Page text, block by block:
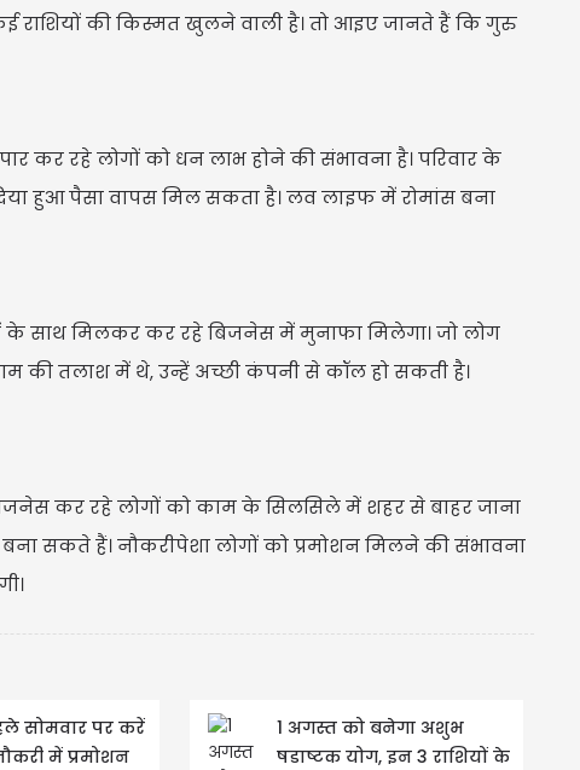
की किस्मत खुलने वाली है। तो आइए जानते हैं कि गुरु
कर रहे लोगों को धन लाभ होने की संभावना है। परिवार के
हुआ पैसा वापस मिल सकता है। लव लाइफ में रोमांस बना
के साथ मिलकर कर रहे बिजनेस में मुनाफा मिलेगा। जो लोग
की तलाश में थे, उन्हें अच्छी कंपनी से कॉल हो सकती है।
कर रहे लोगों को काम के सिलसिले में शहर से बाहर जाना
बना सकते हैं। नौकरीपेशा लोगों को प्रमोशन मिलने की संभावना
सोमवार पर करें
में प्रमोशन
1 अगस्त को बनेगा अशुभ
षडाष्टक योग, इन 3 राशियों के